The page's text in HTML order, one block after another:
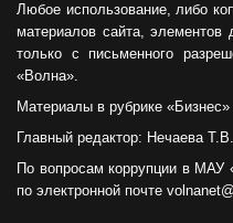
Любое использование, либо
материалов сайта, элементов
только с письменного
«Волна».
Материалы в рубрике
Главный редактор: Нечаева Т.В.
По вопросам коррупции в МАУ
по электронной почте